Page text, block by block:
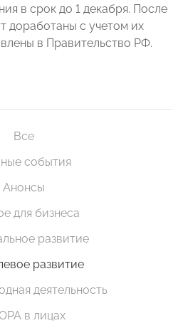
в срок до 1 декабря. После
доработаны с учетом их
в Правительство РФ.
Все
события
Анонсы
для бизнеса
развитие
развитие
деятельность
в лицах